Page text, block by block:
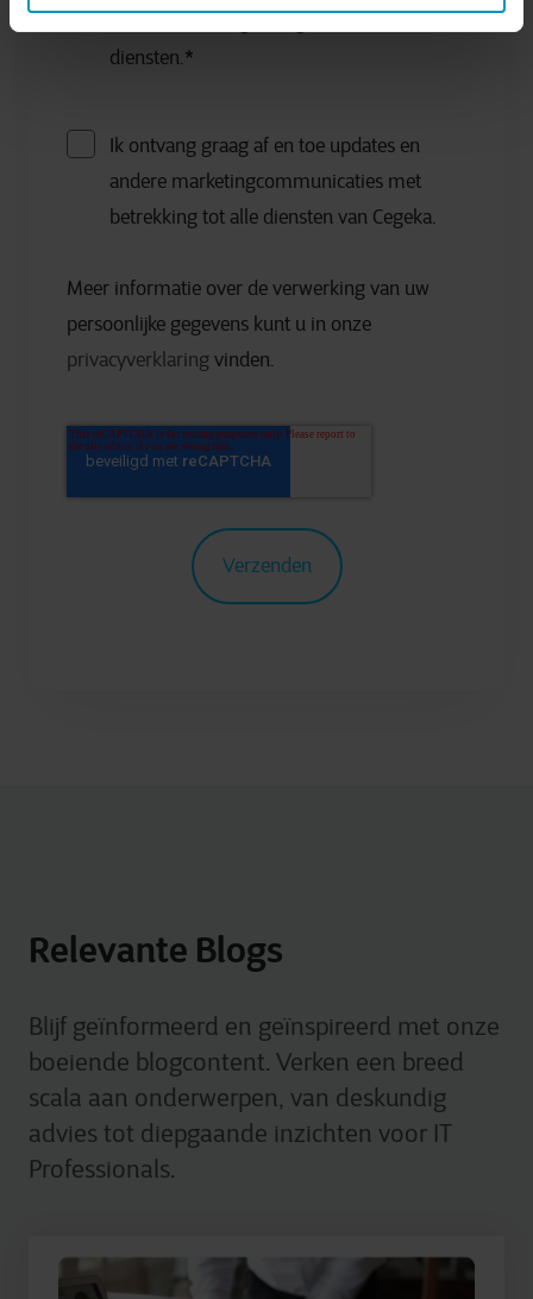
diensten.*
Ik ontvang graag af en toe updates en
andere marketingcommunicaties met
betrekking tot alle diensten van Cegeka.
Meer informatie over de verwerking van uw
persoonlijke gegevens kunt u in onze
privacyverklaring vinden.
Relevante Blogs
Blijf geïnformeerd en geïnspireerd met onze
boeiende blogcontent. Verken een breed
scala aan onderwerpen, van deskundig
advies tot diepgaande inzichten voor IT
Professionals.